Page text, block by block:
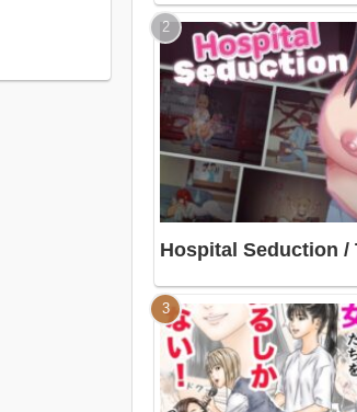
Hospital Seduction /